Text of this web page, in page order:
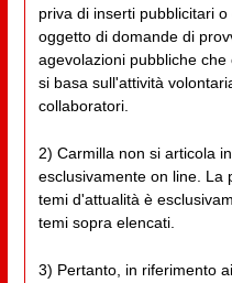
priva di inserti pubblicitari
oggetto di domande di
agevolazioni pubbliche
si basa sull'attività
collaboratori.
2) Carmilla non si articola
esclusivamente on line. La
temi d'attualità è
temi sopra elencati.
3) Pertanto, in riferimento